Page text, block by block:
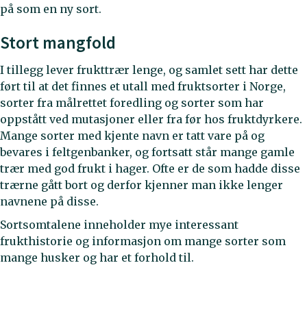
på som en ny sort.
Stort mangfold
I tillegg lever frukttrær lenge, og samlet sett har dette
ført til at det finnes et utall med fruktsorter i Norge,
sorter fra målrettet foredling og sorter som har
oppstått ved mutasjoner eller fra før hos fruktdyrkere.
Mange sorter med kjente navn er tatt vare på og
bevares i feltgenbanker, og fortsatt står mange gamle
trær med god frukt i hager. Ofte er de som hadde disse
trærne gått bort og derfor kjenner man ikke lenger
navnene på disse.
Sortsomtalene inneholder mye interessant
frukthistorie og informasjon om mange sorter som
mange husker og har et forhold til.